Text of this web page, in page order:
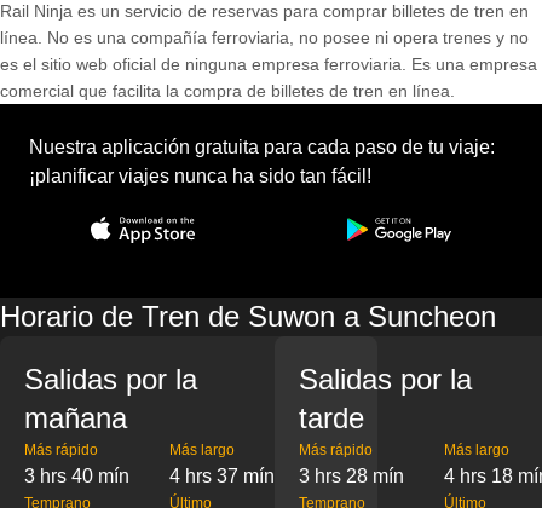
Rail Ninja es un servicio de reservas para comprar billetes de tren en
línea. No es una compañía ferroviaria, no posee ni opera trenes y no
es el sitio web oficial de ninguna empresa ferroviaria. Es una empresa
comercial que facilita la compra de billetes de tren en línea.
Nuestra aplicación gratuita para cada paso de tu viaje:
¡planificar viajes nunca ha sido tan fácil!
Horario de Tren de Suwon a Suncheon
Salidas por la
mañana
Más rápido
3 hrs 40 mín
Más largo
4 hrs 37 mín
Temprano Último
Salidas por la
tarde
Más rápido
3 hrs 28 mín
Más largo
4 hrs 18
Temprano Último